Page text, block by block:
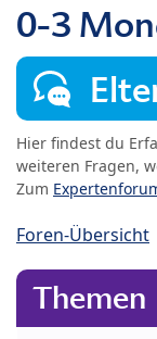
0-3
Hier findest du
weiteren Fragen,
Zum
Foren-Übersicht
Themen